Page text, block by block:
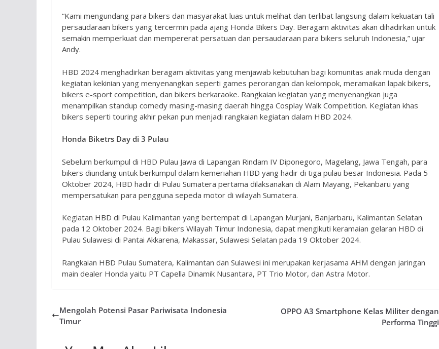
“Kami mengundang para bikers dan masyarakat luas untuk melihat dan terlibat langsung dalam kekuatan tali
persaudaraan bikers yang tercermin pada ajang Honda Bikers Day. Beragam aktivitas akan dihadirkan untuk
semakin memperkuat dan mempererat persatuan dan persaudaraan para bikers seluruh Indonesia,” ujar
Andy.
HBD 2024 menghadirkan beragam aktivitas yang menjawab kebutuhan bagi komunitas anak muda dengan
kegiatan kekinian yang menyenangkan seperti games perorangan dan kelompok, meramaikan lapak bikers,
bikers e-sport competition, dan bikers berkaraoke. Rangkaian kegiatan yang menyenangkan juga
menampilkan standup comedy masing-masing daerah hingga Cosplay Walk Competition. Kegiatan khas
bikers seperti touring akhir pekan pun menjadi rangkaian kegiatan dalam HBD 2024.
Honda Biketrs Day di 3 Pulau
Sebelum berkumpul di HBD Pulau Jawa di Lapangan Rindam IV Diponegoro, Magelang, Jawa Tengah, para
bikers diundang untuk berkumpul dalam kemeriahan HBD yang hadir di tiga pulau besar Indonesia. Pada 5
Oktober 2024, HBD hadir di Pulau Sumatera pertama dilaksanakan di Alam Mayang, Pekanbaru yang
mempersatukan para pengguna sepeda motor di wilayah Sumatera.
Kegiatan HBD di Pulau Kalimantan yang bertempat di Lapangan Murjani, Banjarbaru, Kalimantan Selatan
pada 12 Oktober 2024. Bagi bikers Wilayah Timur Indonesia, dapat mengikuti keramaian gelaran HBD di
Pulau Sulawesi di Pantai Akkarena, Makassar, Sulawesi Selatan pada 19 Oktober 2024.
Rangkaian HBD Pulau Sumatera, Kalimantan dan Sulawesi ini merupakan kerjasama AHM dengan jaringan
main dealer Honda yaitu PT Capella Dinamik Nusantara, PT Trio Motor, dan Astra Motor.
Mengolah Potensi Pasar Pariwisata Indonesia
Timur
OPPO A3 Smartphone Kelas Militer dengan
Performa Tinggi